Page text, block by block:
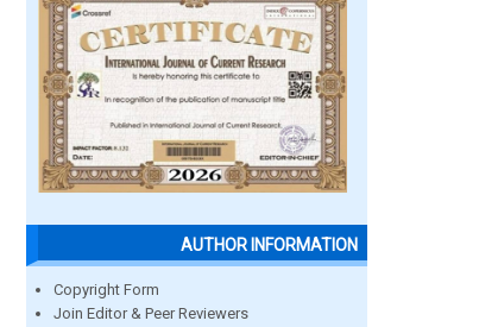
AUTHOR INFORMATION
Copyright Form
Join Editor & Peer Reviewers